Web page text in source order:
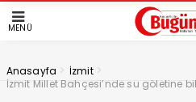
MENÜ
Anasayfa > İzmit >
İzmit Millet Bahçesi’nde su göletine